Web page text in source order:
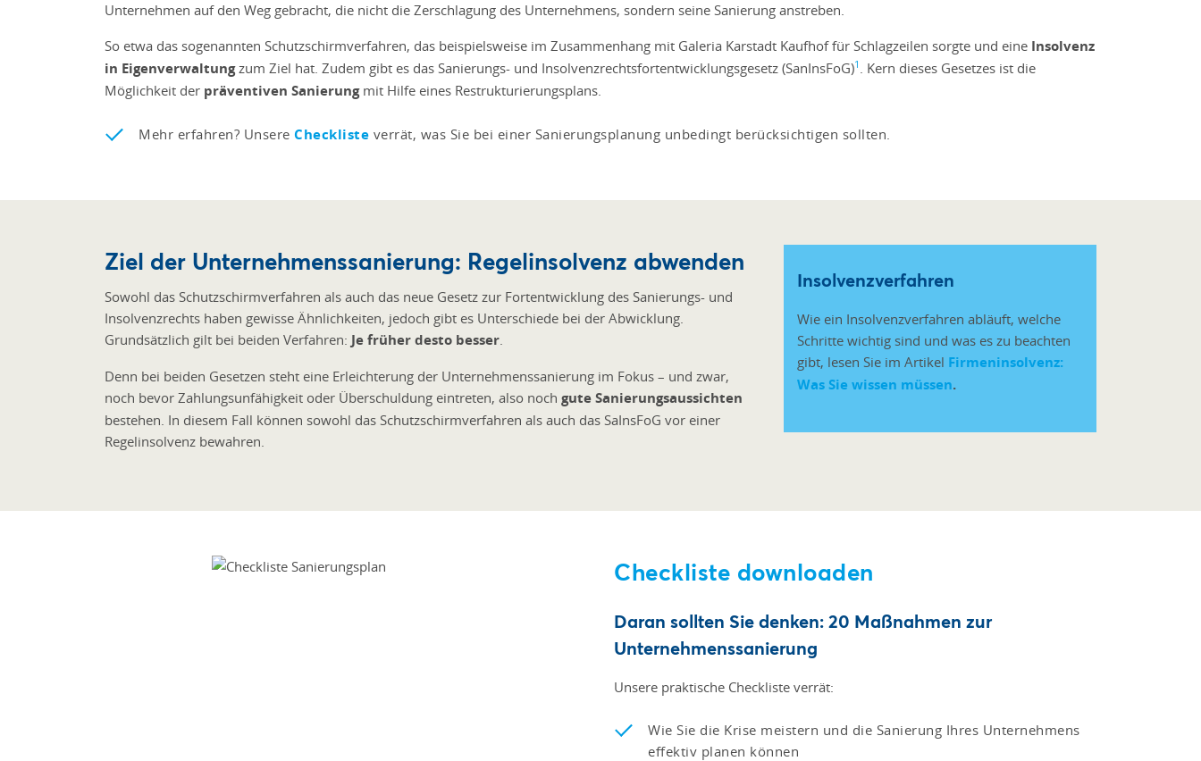
Unternehmen auf den Weg gebracht, die nicht die Zerschlagung des Unternehmens, sondern seine Sanierung anstreben.
So etwa das sogenannten Schutzschirmverfahren, das beispielsweise im Zusammenhang mit Galeria Karstadt Kaufhof für Schlagzeilen sorgte und eine Insolvenz
in Eigenverwaltungzum Ziel hat. Zudem gibt es das Sanierungs- und Insolvenzrechtsfortentwicklungsgesetz (SanInsFoG)1 . Kern dieses Gesetzes ist die
Möglichkeit der präventiven Sanierungmit Hilfe eines Restrukturierungsplans.
Mehr erfahren? Unsere Checkliste verrät, was Sie bei einer Sanierungsplanung unbedingt berücksichtigen sollten.
Ziel der Unternehmenssanierung: Regelinsolvenz abwenden
Sowohl das Schutzschirmverfahren als auch das neue Gesetz zur Fortentwicklung des Sanierungs- und
Insolvenzrechts haben gewisse Ähnlichkeiten, jedoch gibt es Unterschiede bei der Abwicklung.
Grundsätzlich gilt bei beiden Verfahren: Je früher desto besser.
Denn bei beiden Gesetzen steht eine Erleichterung der Unternehmenssanierung im Fokus – und zwar,
noch bevor Zahlungsunfähigkeit oder Überschuldung eintreten, also noch gute Sanierungsaussichten
bestehen. In diesem Fall können sowohl das Schutzschirmverfahren als auch das SaInsFoG vor einer
Regelinsolvenz bewahren.
Insolvenzverfahren
Wie ein Insolvenzverfahren abläuft, welche
Schritte wichtig sind und was es zu beachten
gibt, lesen Sie im Artikel Firmeninsolvenz:
Was Sie wissen müssen.
Checkliste downloaden
Daran sollten Sie denken: 20 Maßnahmen zur
Unternehmenssanierung
Unsere praktische Checkliste verrät:
Wie Sie die Krise meistern und die Sanierung Ihres Unternehmens
effektiv planen können